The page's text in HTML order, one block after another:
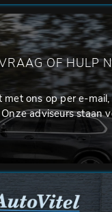
OF HULP
met ons op per e-
adviseurs staan